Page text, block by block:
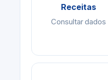
Receitas
Consultar dados